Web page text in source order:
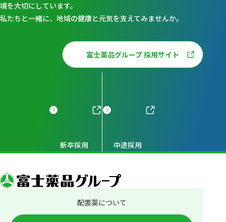
境を大切にしています。
私たちと一緒に、地域の健康と元気を支えてみませんか。
富士薬品グループ 採用サイト
新卒採用 中途採用
配置薬について